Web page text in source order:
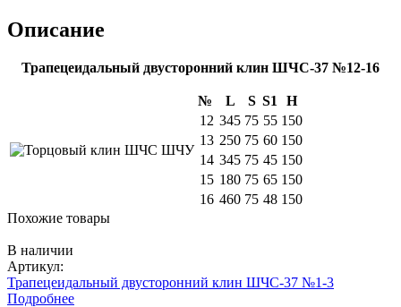
Описание
Трапецеидальный двусторонний клин ШЧС-37 №12-16
№ L S S1
H
12 345 75 55 150
13 250 75 60 150
14 345 75 45 150
15 180 75 65 150
16 460 75 48 150
Похожие товары
В наличии
Артикул:
Трапецеидальный двусторонний клин ШЧС-37 №1-3
Подробнее